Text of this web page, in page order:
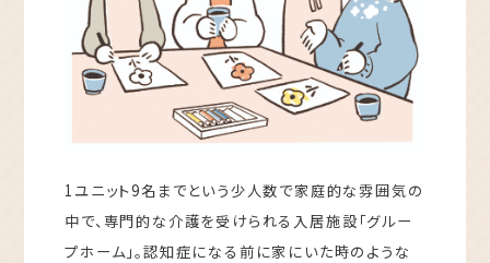
1ユニット9名までという少人数で家庭的な雰囲気の
中で、専門的な介護を受けられる入居施設「グルー
プホーム」。認知症になる前に家にいた時のような